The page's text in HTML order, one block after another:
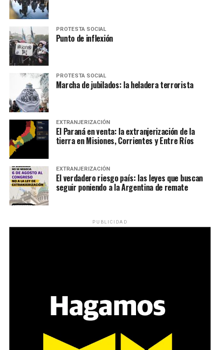
PROTESTA SOCIAL
Punto de inflexión
PROTESTA SOCIAL
Marcha de jubilados: la heladera terrorista
EXTRANJERIZACIÓN
El Paraná en venta: la extranjerización de la
tierra en Misiones, Corrientes y Entre Ríos
EXTRANJERIZACIÓN
El verdadero riesgo país: las leyes que buscan
seguir poniendo a la Argentina de remate
PUBLICIDAD